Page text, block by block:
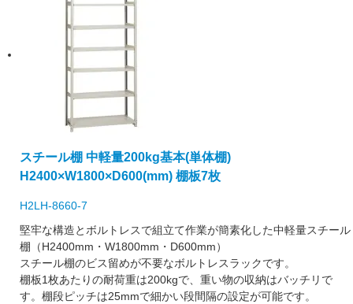
スチール棚 中軽量200kg基本(単体棚)
H2400×W1800×D600(mm) 棚板7枚
H2LH-8660-7
堅牢な構造とボルトレスで組立て作業が簡素化した中軽量スチール
棚（H2400mm・W1800mm・D600mm）
スチール棚のビス留めが不要なボルトレスラックです。
棚板1枚あたりの耐荷重は200kgで、重い物の収納はバッチリで
す。棚段ピッチは25mmで細かい段間隔の設定が可能です。